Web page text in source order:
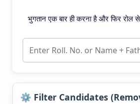
भुगतान एक बार ही करना है और फिर रोल
⚙️ Filter Candidates